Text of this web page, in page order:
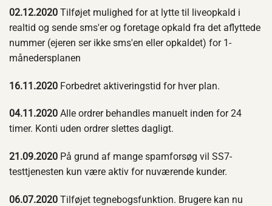
02.12.2020 Tilføjet mulighed for at lytte til liveopkald i
realtid og sende sms'er og foretage opkald fra det aflyttede
nummer (ejeren ser ikke sms'en eller opkaldet) for 1-
månedersplanen
16.11.2020 Forbedret aktiveringstid for hver plan.
04.11.2020 Alle ordrer behandles manuelt inden for 24
timer. Konti uden ordrer slettes dagligt.
21.09.2020 På grund af mange spamforsøg vil SS7-
testtjenesten kun være aktiv for nuværende kunder.
06.07.2020 Tilføjet tegnebogsfunktion. Brugere kan nu